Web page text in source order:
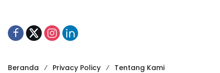
Beranda Privacy Policy Tentang Kami